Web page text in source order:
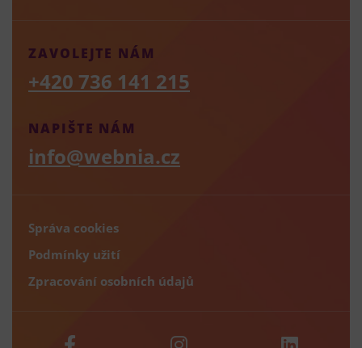
NAPIŠTE NÁM
info@webnia.cz
ZAVOLEJTE NÁM
+420 736 141 215
Správa cookies
Podmínky užití
Zpracování osobních údajů